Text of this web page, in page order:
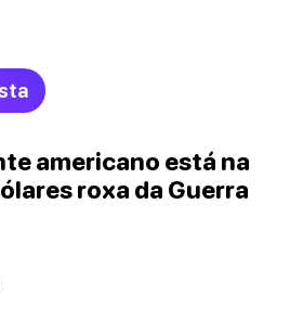
americano está na
roxa da Guerra